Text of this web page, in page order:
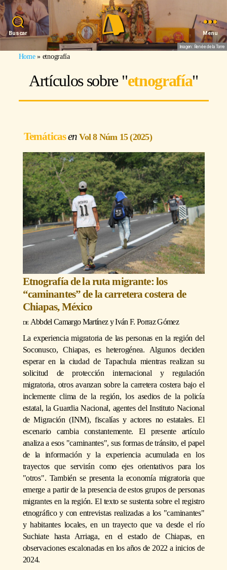
Buscar Menu
Imagen: Renée de la Torre
Home» etnografía
Artículos sobre "etnografía"
Temáticas Vol 8 Núm 15 (2025)
Etnografía de la ruta migrante: los
“caminantes” de la carretera costera de
Chiapas, México
Abbdel Camargo MartínezyIván F. Porraz Gómez
La experiencia migratoria de las personas en la región del
Soconusco, Chiapas, es heterogénea. Algunos deciden
esperar en la ciudad de Tapachula mientras realizan su
solicitud de protección internacional y regulación
migratoria, otros avanzan sobre la carretera costera bajo el
inclemente clima de la región, los asedios de la policía
estatal, la Guardia Nacional, agentes del Instituto Nacional
de Migración (INM), fiscalías y actores no estatales. El
escenario cambia constantemente. El presente artículo
analiza a esos "caminantes", sus formas de tránsito, el papel
de la información y la experiencia acumulada en los
trayectos que servirán como ejes orientativos para los
"otros". También se presenta la economía migratoria que
emerge a partir de la presencia de estos grupos de personas
migrantes en la región. El texto se sustenta sobre el registro
etnográfico y con entrevistas realizadas a los "caminantes"
y habitantes locales, en un trayecto que va desde el río
Suchiate hasta Arriaga, en el estado de Chiapas, en
observaciones escalonadas en los años de 2022 a inicios de
2024.